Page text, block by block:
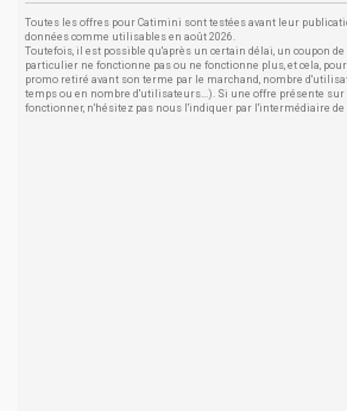
Toutes les offres pour Catimini sont testées avant leur
données comme utilisables en août 2026.
Toutefois, il est possible qu'après un certain délai, un coupon
particulier ne fonctionne pas ou ne fonctionne plus, et cela,
promo retiré avant son terme par le marchand, nombre
temps ou en nombre d'utilisateurs...). Si une offre présente sur
fonctionner, n'hésitez pas nous l'indiquer par l'intermédiaire